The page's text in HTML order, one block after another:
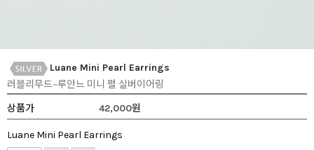
Luane Mini Pearl Earrings
러블리무드~루안느 미니 펄 실버이어링
상품가
42,000원
Luane Mini Pearl Earrings